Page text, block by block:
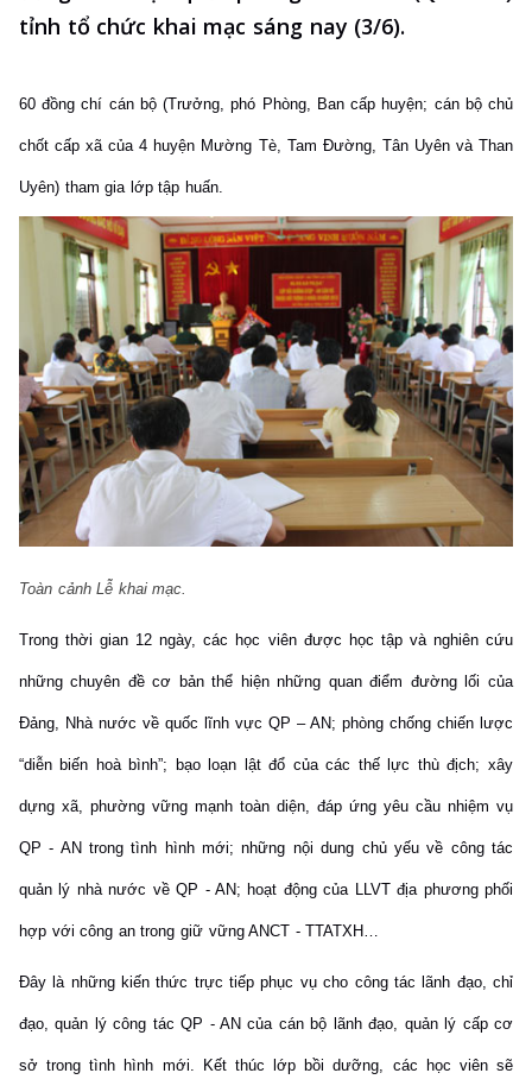
tỉnh tổ chức khai mạc sáng nay (3/6).
60 đồng chí cán bộ (Trưởng, phó Phòng, Ban cấp huyện; cán bộ chủ
chốt cấp xã của 4 huyện Mường Tè, Tam Đường, Tân Uyên và Than
Uyên) tham gia lớp tập huấn.
Toàn cảnh Lễ khai mạc.
Trong thời gian 12 ngày, các học viên được học tập và nghiên cứu
những chuyên đề cơ bản thể hiện những quan điểm đường lối của
Đảng, Nhà nước về quốc lĩnh vực QP – AN; phòng chống chiến lược
“diễn biến hoà bình”; bạo loạn lật đổ của các thế lực thù địch; xây
dựng xã, phường vững mạnh toàn diện, đáp ứng yêu cầu nhiệm vụ
QP - AN trong tình hình mới; những nội dung chủ yếu về công tác
quản lý nhà nước về QP - AN; hoạt động của LLVT địa phư­ơng phối
hợp với công an trong giữ vững ANCT - TTATXH…
Đây là những kiến thức trực tiếp phục vụ cho công tác lãnh đạo, chỉ
đạo, quản lý công tác QP - AN của cán bộ lãnh đạo, quản lý cấp cơ
sở trong tình hình mới. Kết thúc lớp bồi dưỡng, các học viên sẽ